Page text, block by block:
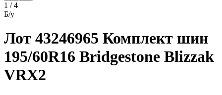
1 /4
Б/у
Лот 43246965 Комплект шин
195/60R16 Bridgestone Blizzak
VRX2